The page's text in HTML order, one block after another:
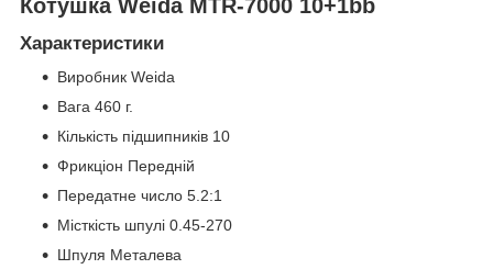
Котушка Weida MTR-7000 10+1bb
Характеристики
Виробник Weida
Вага 460 г.
Кількість підшипників 10
Фрикціон Передній
Передатне число 5.2:1
Місткість шпулі 0.45-270
Шпуля Металева